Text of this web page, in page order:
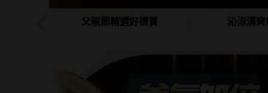
父親節精選好禮賞 沁涼清